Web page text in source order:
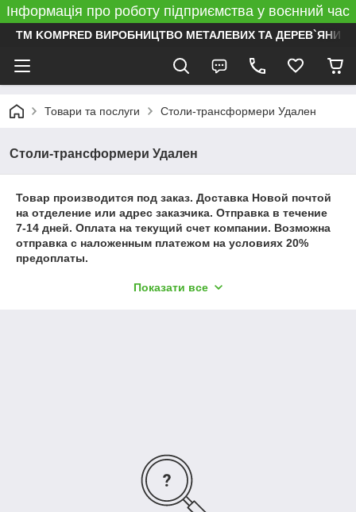
Інформація про роботу підприємства у воєнний час
ТМ KOMPRED ВИРОБНИЦТВО МЕТАЛЕВИХ ТА ДЕРЕВ`ЯНИХ
Товари та послуги Столи-трансформери Удален
Столи-трансформери Удален
Товар производится под заказ. Доставка Новой почтой
на отделение или адрес заказчика. Отправка в течение
7-14 дней. Оплата на текущий счет компании. Возможна
отправка с наложенным платежом на условиях 20%
предоплаты.
Показати все